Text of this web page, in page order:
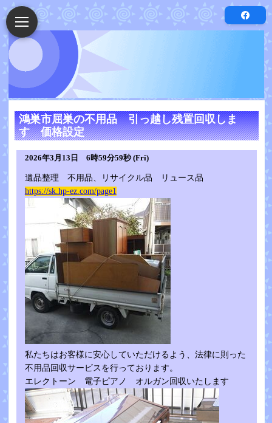
鴻巣市屈巣の不用品 引っ越し残置回収しま
す 価格設定
2026年3月13日 6時59分59秒 (Fri)
遺品整理 不用品、リサイクル品 リュース品
https://sk.hp-ez.com/page1
私たちはお客様に安心していただけるよう、法律に則った
不用品回収サービスを行っております。
エレクトーン 電子ピアノ オルガン回収いたします